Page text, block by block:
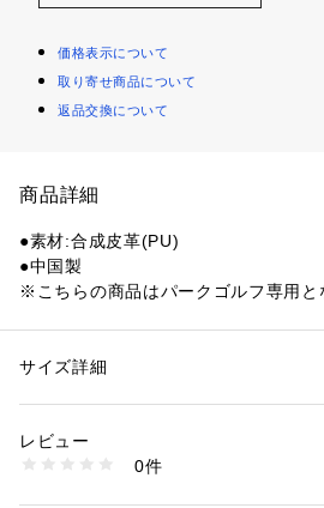
価格表示について
取り寄せ商品について
返品交換について
商品詳細
●素材:合成皮革(PU)
●中国製
※こちらの商品はパークゴルフ専用と
ラブケース。クラブ1～2本収納可能。
【商品の購入にあたっての注意事項】
※総柄の商品については、生地の裁断
性別：レディース
商品番号：
10907361701 （ショップ）
サイズ詳細
レビュー
0件